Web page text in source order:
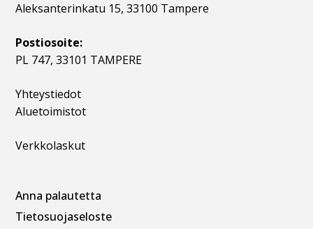
Aleksanterinkatu 15, 33100 Tampere
Postiosoite:
PL 747, 33101 TAMPERE
Yhteystiedot
Aluetoimistot
Verkkolaskut
Anna palautetta
Tietosuojaseloste